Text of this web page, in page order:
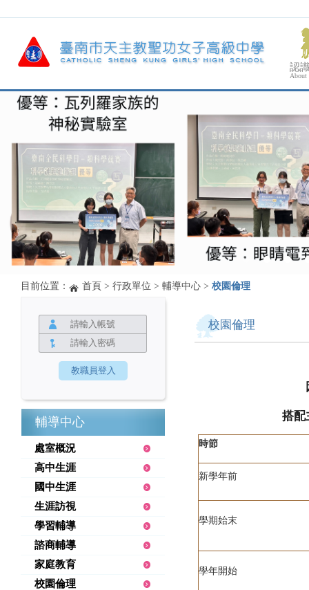
認
About
目前位置： 首頁 > 行政單位 > 輔導中心 > 校園倫理
輔導中心
處室概況
高中生涯
國中生涯
生涯訪視
學習輔導
諮商輔導
家庭教育
校園倫理
校園倫理
搭配
時節
新學年前
學期始末
學年開始